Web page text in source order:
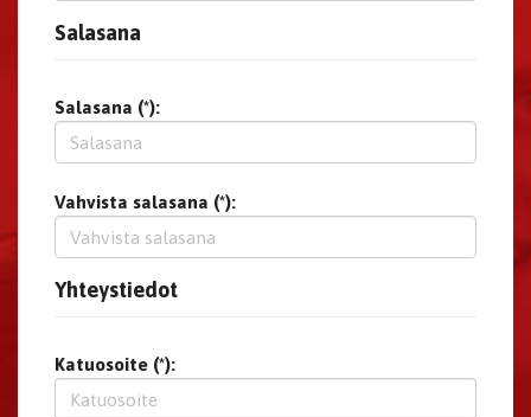
Salasana
Salasana (*):
Vahvista salasana (*):
Yhteystiedot
Katuosoite (*):